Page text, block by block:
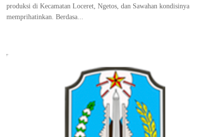
produksi di Kecamatan Loceret, Ngetos, dan Sawahan kondisinya
memprihatinkan. Berdasa...